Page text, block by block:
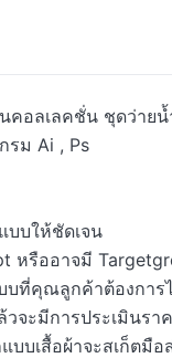
อลเลคชั่น ชุดว่าย
รม Ai , Ps
บบให้ชัดเจน
หรืออาจมี
บที่คุณลูกค้าต้องการ
จะมีการประเมินรา
บบเสื้อผ้าจะสเก็ตมื